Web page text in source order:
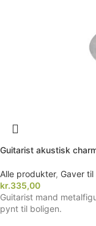
Guitarist akustisk
Alle produkter, Gaver til
kr.335,00
Guitarist mand
pynt til boligen.